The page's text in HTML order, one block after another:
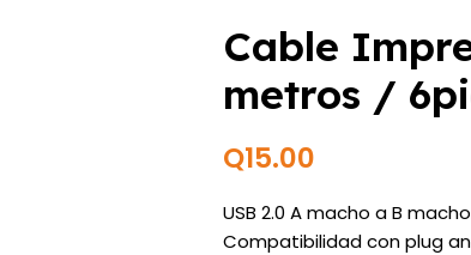
Cable
metros /
Q15.00
USB 2.0 A macho a B
Compatibilidad con plug